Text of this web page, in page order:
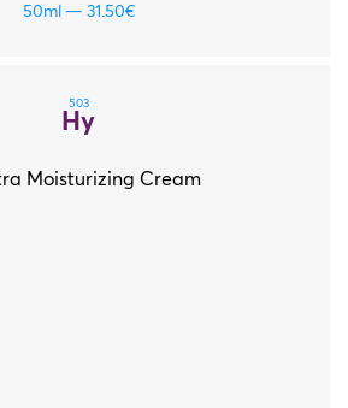
50ml 31.50€
503
Hy